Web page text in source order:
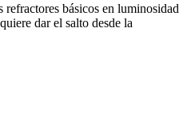
básicos en luminosidad
dar el salto desde la